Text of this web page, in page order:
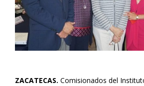
ZACATECAS. Comisionados del